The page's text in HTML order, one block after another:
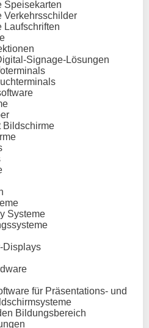
Speisekarten
Verkehrsschilder
Laufschriften
Signage-Lösungen
Bildschirme
Systeme
Displays
für Präsentations- und
Bildungsbereich